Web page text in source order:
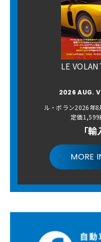
LE
2026 AUG.
ル・ボラン2026年
定価1,599
「
MORE